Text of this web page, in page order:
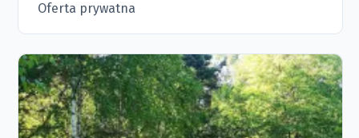
Oferta prywatna